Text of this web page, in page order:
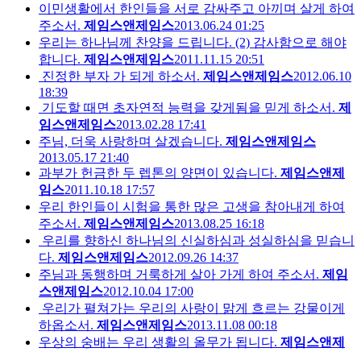
이민생활에서 한인들을 서로 감싸주고 아끼며 살게 하여
주소서. 제임스앤제임스2013.06.24 01:25
우리는 하나님께 찬양을 드립니다. (2) 감사함으로 해야
합니다. 제임스앤제임스2011.11.15 20:51
진정한 부자 가 되게 하소서. 제임스앤제임스2012.06.10
18:39
기도할 때면 초자연적 능력을 갖게됨을 믿게 하소서. 제
임스앤제임스2013.02.28 17:41
주님, 더욱 사랑하며 살겠습니다. 제임스앤제임스
2013.05.17 21:40
과부가 헌금한 두 렙톤의 양면이 있습니다. 제임스앤제
임스2011.10.18 17:57
우리 한인들이 시험을 통한 많은 고생을 참아내게 하여
주소서. 제임스앤제임스2013.08.25 16:18
우리를 향하신 하나님의 신실하심과 성실하심을 믿습니
다. 제임스앤제임스2012.09.26 14:37
주님과 동행하며 거룩하게 살아 가게 하여 주소서. 제임
스앤제임스2012.10.04 17:00
우리가 펼쳐가는 우리의 사랑이 맑게 흐르는 강물이게
하옵소서. 제임스앤제임스2013.11.08 00:18
우상의 숭배는 우리 생활의 올무가 됩니다. 제임스앤제